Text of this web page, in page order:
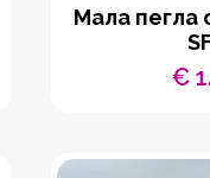
Мала пегла
€